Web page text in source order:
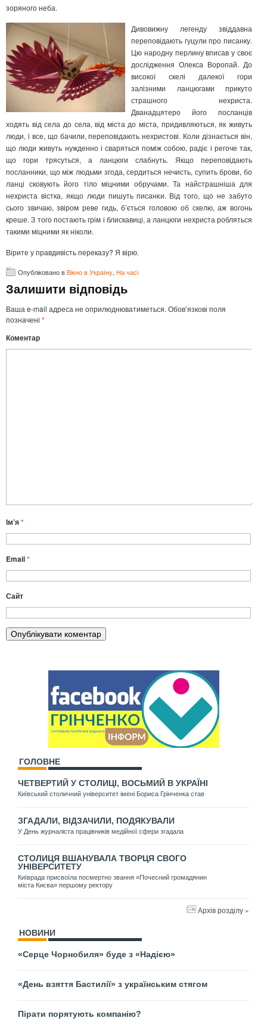
зоряного неба.
Дивовижну легенду звіддавна
переповідають гуцули про писанку.
Цю народну перлину вписав у своє
дослідження Олекса Воропай. До
високої скелі далекої гори
залізними ланцюгами прикуто
страшного нехриста.
Дванадцятеро його посланців
ходять від села до села, від міста до міста, придивляються, як живуть
люди, і все, що бачили, переповідають нехристові. Коли дізнається він,
що люди живуть нужденно і сваряться поміж собою, радіє і регоче так,
що гори трясуться, а ланцюги слабнуть. Якщо переповідають
посланники, що між людьми згода, сердиться нечисть, супить брови, бо
ланці сковують його тіло міцними обручами. Та найстрашніша для
нехриста вістка, якщо люди пишуть писанки. Від того, що не забуто
сього звичаю, звіром реве гидь, б’ється головою об скелю, аж вогонь
креше. З того постають грім і блискавиці, а ланцюги нехриста робляться
такими міцними як ніколи.
Вірите у правдивість переказу? Я вірю.
Опубліковано вВікно в Україну, На часі
Залишити відповідь
Ваша e-mail адреса не оприлюднюватиметься. Обов’язкові поля
позначені *
Коментар
Ім’я*
Email*
Сайт
ГОЛОВНЕ
ЧЕТВЕРТИЙ У СТОЛИЦІ, ВОСЬМИЙ В УКРАЇНІ
Київський столичний університет імені Бориса Грінченка став
ЗГАДАЛИ, ВІДЗАЧИЛИ, ПОДЯКУВАЛИ
У День журналіста працівників медійної сфери згадала
СТОЛИЦЯ ВШАНУВАЛА ТВОРЦЯ СВОГО
УНІВЕРСИТЕТУ
Київрада присвоїла посмертно звання «Почесний громадянин
міста Києва» першому ректору
Архів розділу »
НОВИНИ
«Серце Чорнобиля» буде з «Надією»
«День взяття Бастилії» з українським стягом
Пірати порятують компанію?